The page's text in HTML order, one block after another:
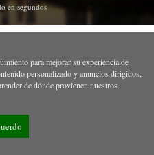
en segundos
para mejorar su experiencia de
personalizado y anuncios dirigidos,
de dónde provienen nuestros